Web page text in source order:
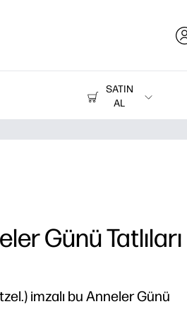
SATIN
AL
Yazıcılar
Günü Tatlıları
imzalı bu Anneler Günü